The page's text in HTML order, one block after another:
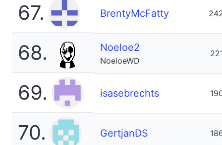
67. BrentyMcFatty
68. Noeloe2
NoeloeWD
69. isasebrechts
70. GertjanDS